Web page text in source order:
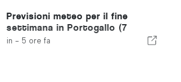
Previsioni meteo per il fine
settimana in Portogallo (7
agosto): cosa aspettarsi in
in - 5 ore fa